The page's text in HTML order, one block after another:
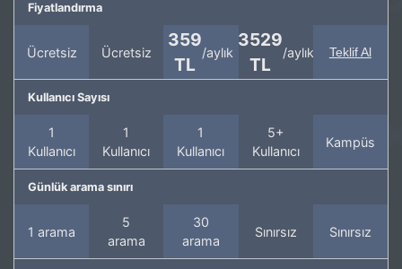
Fiyatlandırma
Ücretsiz Ücretsiz
359
TL
/aylık
3529
TL
/aylık Teklif Al
Kullanıcı Sayısı
1
Kullanıcı
1
Kullanıcı
1
Kullanıcı
5+
Kullanıcı
Kampüs
Günlük arama sınırı
1 arama
5
arama
30
arama
Sınırsız Sınırsız